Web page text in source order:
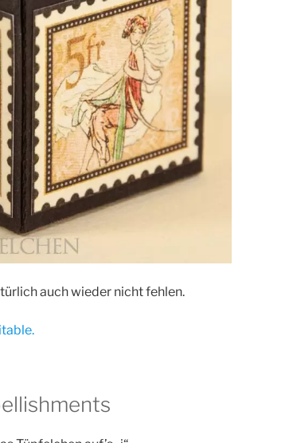
auch wieder nicht fehlen.